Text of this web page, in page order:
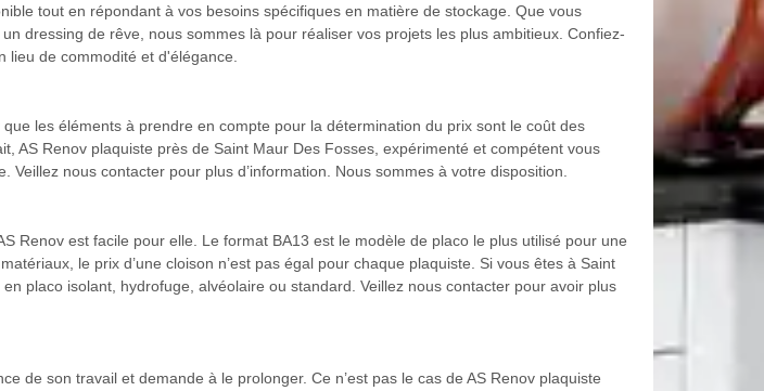
tout en répondant à vos besoins spécifiques en matière de stockage. Que vous
dressing de rêve, nous sommes là pour réaliser vos projets les plus ambitieux. Confiez-
de commodité et d'élégance.
les éléments à prendre en compte pour la détermination du prix sont le coût des
AS Renov plaquiste près de Saint Maur Des Fosses, expérimenté et compétent vous
nous contacter pour plus d’information. Nous sommes à votre disposition.
Renov est facile pour elle. Le format BA13 est le modèle de placo le plus utilisé pour une
le prix d’une cloison n’est pas égal pour chaque plaquiste. Si vous êtes à Saint
placo isolant, hydrofuge, alvéolaire ou standard. Veillez nous contacter pour avoir plus
de son travail et demande à le prolonger. Ce n’est pas le cas de AS Renov plaquiste